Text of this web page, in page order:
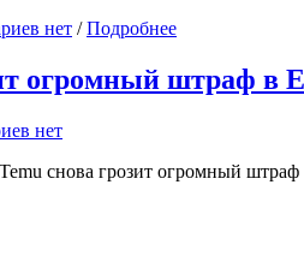
нет /Подробнее
огромный штраф в
нет
снова грозит огромный штраф